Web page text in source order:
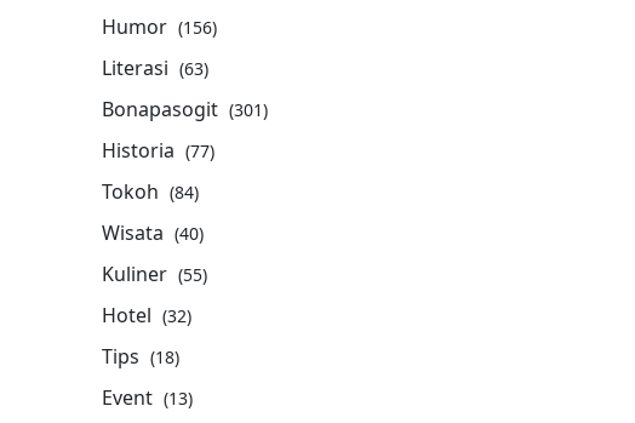
Humor (156)
Literasi (63)
Bonapasogit (301)
Historia (77)
Tokoh (84)
Wisata (40)
Kuliner (55)
Hotel (32)
Tips (18)
Event (13)